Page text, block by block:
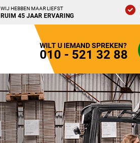
WIJ HEBBEN MAAR LIEFST
RUIM 45 JAAR ERVARING
WILT U IEMAND SPREKEN?
010 - 521 32 88